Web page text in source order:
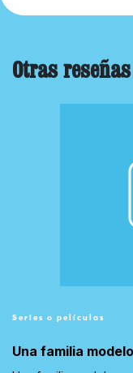
Otras reseñas
Series o películas
Una familia modelo